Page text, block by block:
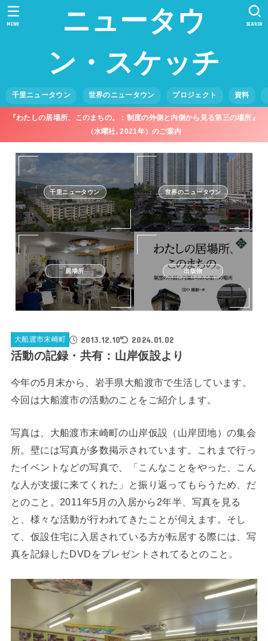
ニュータウ
ン・スケッチ
千里ニュータウン 世界のニュータウン プロジェクト 資料
SEARCH
MENU
『わたしの居場所、このまちの。：制度の外側と内側から見る第三の場所』
（水曜社, 2021年）のご案内
千里ニュータウン 世界のニュータウン
居場所 出版物
大船渡市末崎町 2013.12.10 2024.01.02
活動の記録・共有：山岸仮設より
今年の5月末から、岩手県大船渡市で生活しています。
今回は大船渡市の活動のことをご紹介します。
写真は、大船渡市末崎町の山岸仮設（山岸団地）の集会
所。壁には写真が多数掲示されています。これまで行っ
たイベントなどの写真で、「こんなことをやった、こん
な人が支援に来てくれた」と振り返ってもらうため、だ
とのこと。2011年5月の入居から2年半、写真を見る
と、様々な活動が行われてきたことが伺えます。そし
て、仮設住宅に入居されている方が転居する際には、写
真を記録したDVDをプレゼントされてるとのこと。